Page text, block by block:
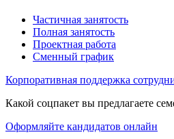
Частичная занятость
Полная занятость
Проектная работа
Сменный график
Корпоративная поддержка
Какой соцпакет вы предлагаете
Оформляйте кандидатов онлайн